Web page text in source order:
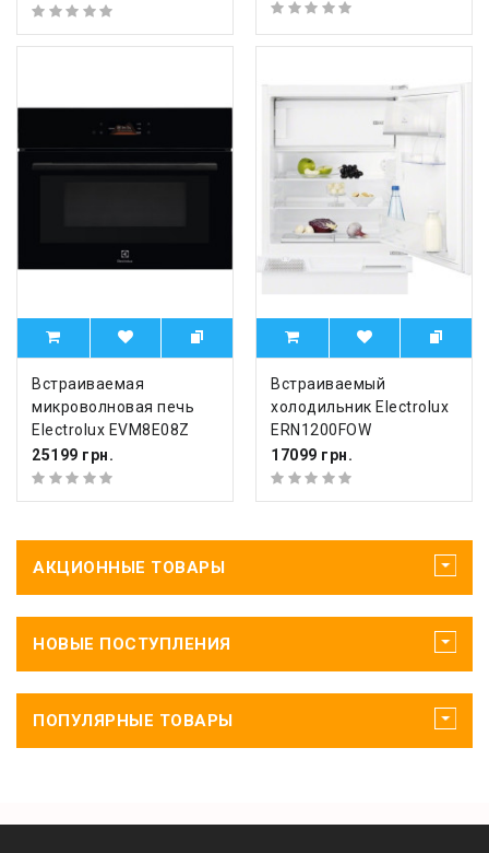
Встраиваемая
микроволновая печь
Electrolux EVM8E08Z
25199 грн.
Встраиваемый
холодильник Electrolux
ERN1200FOW
17099 грн.
АКЦИОННЫЕ ТОВАРЫ
НОВЫЕ ПОСТУПЛЕНИЯ
ПОПУЛЯРНЫЕ ТОВАРЫ